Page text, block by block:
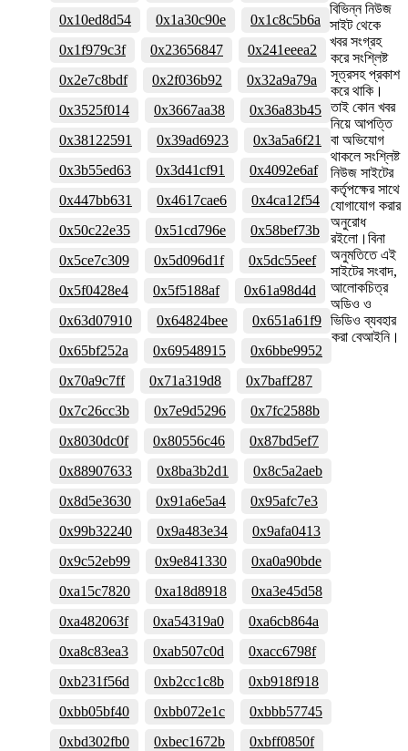
0x10ed8d54 0x1a30c90e
0x1c8c5b6a
0x1f979c3f
0x23656847
0x241eeea2
0x2e7c8bdf
0x2f036b92
0x32a9a79a
0x3525f014
0x3667aa38
0x36a83b45
0x38122591
0x39ad6923
0x3a5a6f21
0x3b55ed63
0x3d41cf91
0x4092e6af
0x447bb631
0x4617cae6
0x4ca12f54
0x50c22e35
0x51cd796e
0x58bef73b
0x5ce7c309
0x5d096d1f
0x5dc55eef
0x5f0428e4
0x5f5188af
0x61a98d4d
0x63d07910
0x64824bee
0x651a61f9
0x65bf252a
0x69548915
0x6bbe9952
0x70a9c7ff
0x71a319d8
0x7baff287
0x7c26cc3b
0x7e9d5296
0x7fc2588b
0x8030dc0f
0x80556c46
0x87bd5ef7
0x88907633
0x8ba3b2d1
0x8c5a2aeb
0x8d5e3630
0x91a6e5a4
0x95afc7e3
0x99b32240
0x9a483e34
0x9afa0413
0x9c52eb99
0x9e841330
0xa0a90bde
0xa15c7820
0xa18d8918
0xa3e45d58
0xa482063f
0xa54319a0
0xa6cb864a
0xa8c83ea3
0xab507c0d
0xacc6798f
0xb231f56d
0xb2cc1c8b
0xb918f918
0xbb05bf40
0xbb072e1c
0xbbb57745
0xbd302fb0
0xbec1672b
0xbff0850f
বিভিন্ন নিউজ
সাইট থেকে
খবর সংগ্রহ
করে সংশ্লিষ্ট
সূত্রসহ প্রকাশ
করে থাকি।
তাই কোন খবর
নিয়ে আপত্তি
বা অভিযোগ
থাকলে সংশ্লিষ্ট
নিউজ সাইটের
কর্তৃপক্ষের সাথে
যোগাযোগ করার
অনুরোধ
রইলো।বিনা
অনুমতিতে এই
সাইটের সংবাদ,
আলোকচিত্র
অডিও ও
ভিডিও ব্যবহার
করা বেআইনি।